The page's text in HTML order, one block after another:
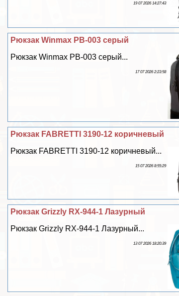
19 07 2026 14:27:43
Рюкзак Winmax PB-003 серый
Рюкзак Winmax PB-003 серый...
17 07 2026 2:23:58
Рюкзак FABRETTI 3190-12 коричневый
Рюкзак FABRETTI 3190-12 коричневый...
15 07 2026 8:55:29
Рюкзак Grizzly RX-944-1 Лазурный
Рюкзак Grizzly RX-944-1 Лазурный...
13 07 2026 18:20:39